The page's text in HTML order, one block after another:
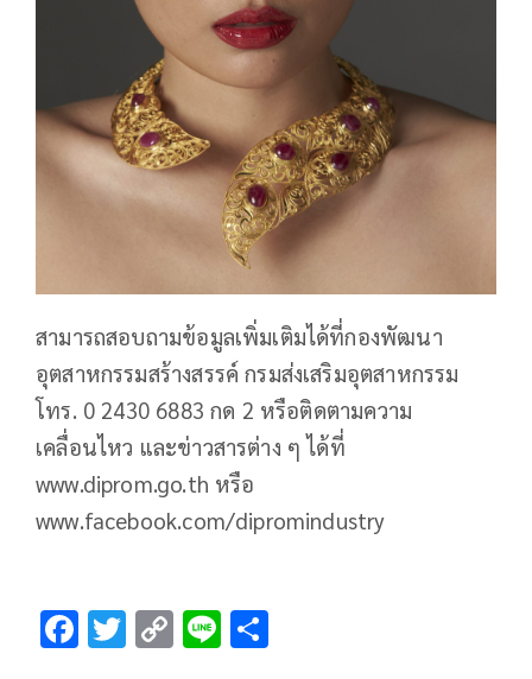
สามารถสอบถามข้อมูลเพิ่มเติมได้ที่กองพัฒนา
อุตสาหกรรมสร้างสรรค์ กรมส่งเสริมอุตสาหกรรม
โทร. 0 2430 6883 กด 2 หรือติดตามความ
เคลื่อนไหว และข่าวสารต่าง ๆ ได้ที่
www.diprom.go.th หรือ
www.facebook.com/dipromindustry
F T C Li